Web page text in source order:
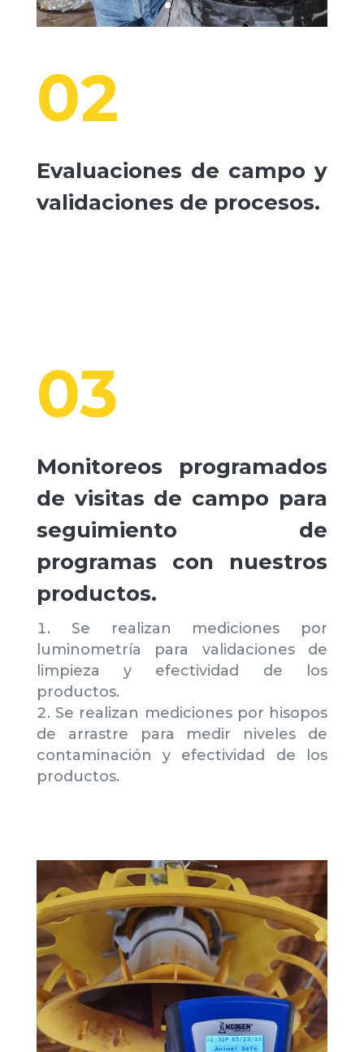
02
Evaluaciones de campo y
validaciones de procesos.
03
Monitoreos programados
de visitas de campo para
seguimiento de
programas con nuestros
productos.
Se realizan mediciones por
luminometría para validaciones de
limpieza y efectividad de los
productos.
Se realizan mediciones por hisopos
de arrastre para medir niveles de
contaminación y efectividad de los
productos.